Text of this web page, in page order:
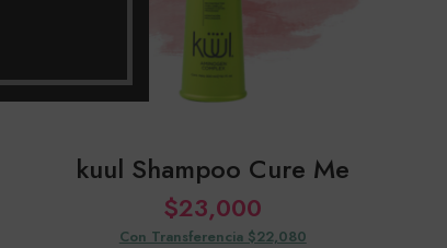
kuul Shampoo Cure Me
$23,000
Con Transferencia $22,080